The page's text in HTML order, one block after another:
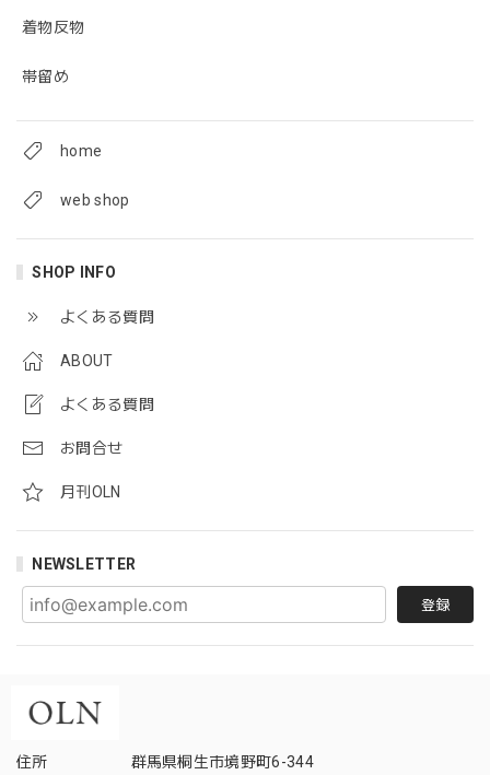
着物反物
帯留め
home
web shop
SHOP INFO
よくある質問
ABOUT
よくある質問
お問合せ
月刊OLN
NEWSLETTER
登録
住所
群馬県桐生市境野町6-344